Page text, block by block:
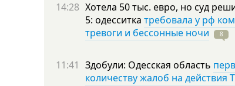
14:28 Хотела 50 тыс. евро, но суд
5: одесситка требовала у рф
тревоги и бессонные ночи
8
11:41 Здобули: Одесская область
количеству жалоб на действия